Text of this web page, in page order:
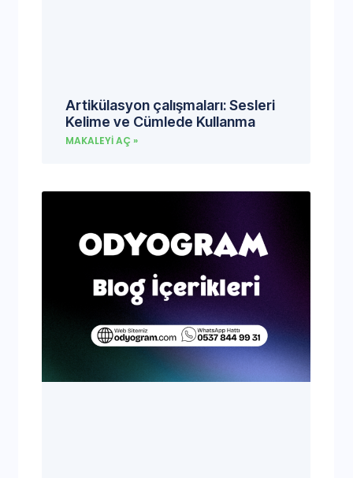
Artikülasyon çalışmaları: Sesleri
Kelime ve Cümlede Kullanma
MAKALEYI AÇ »